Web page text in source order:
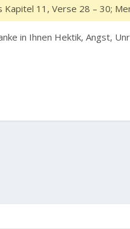
Kapitel 11, Verse 28 – 30;
in Ihnen Hektik, Angst,